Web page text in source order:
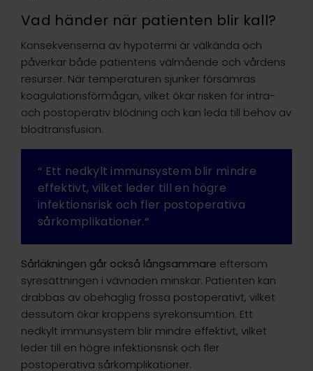
Vad händer när patienten blir kall?
Konsekvenserna av hypotermi är välkända och
påverkar både patientens välmående och vårdens
resurser. När temperaturen sjunker försämras
koagulationsförmågan, vilket ökar risken för intra-
och postoperativ blödning och kan leda till behov av
blodtransfusion.
Ett nedkylt immunsystem blir mindre
effektivt, vilket leder till en högre
infektionsrisk och fler postoperativa
sårkomplikationer.
Sårläkningen går också långsammare eftersom
syresättningen i vävnaden minskar. Patienten kan
drabbas av obehaglig frossa postoperativt, vilket
dessutom ökar kroppens syrekonsumtion. Ett
nedkylt immunsystem blir mindre effektivt, vilket
leder till en högre infektionsrisk och fler
postoperativa sårkomplikationer.